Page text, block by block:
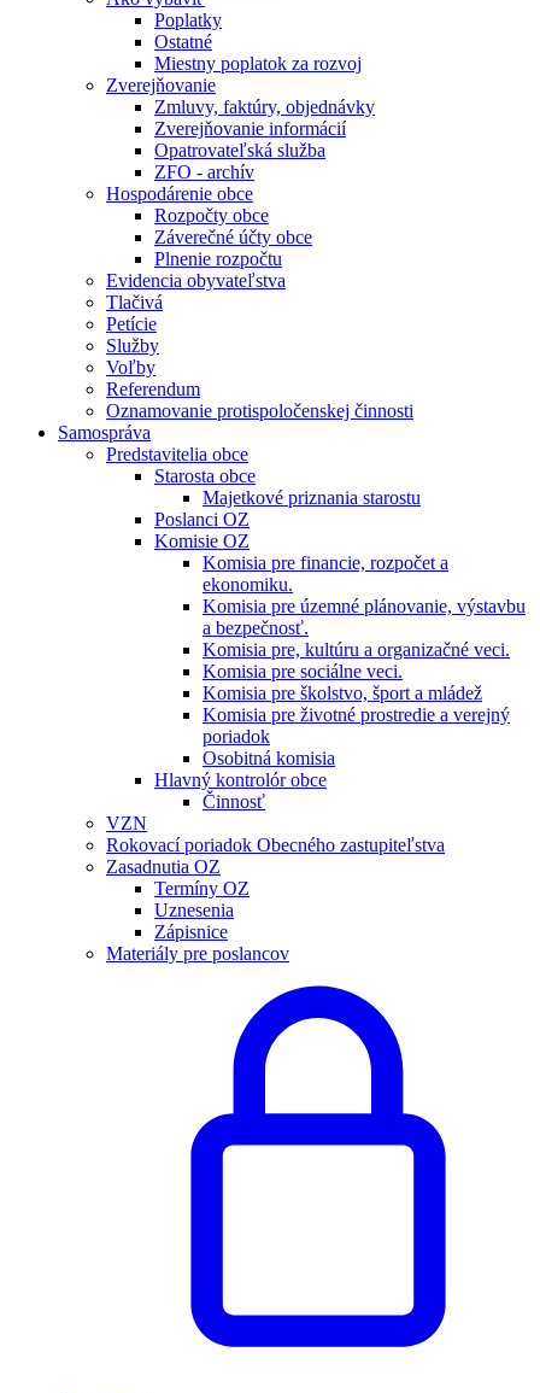
Poplatky
Ostatné
Miestny poplatok za rozvoj
Zverejňovanie
Zmluvy, faktúry, objednávky
Zverejňovanie informácií
Opatrovateľská služba
ZFO - archív
Hospodárenie obce
Rozpočty obce
Záverečné účty obce
Plnenie rozpočtu
Evidencia obyvateľstva
Tlačivá
Petície
Služby
Voľby
Referendum
Oznamovanie protispoločenskej činnosti
Samospráva
Predstavitelia obce
Starosta obce
Majetkové priznania starostu
Poslanci OZ
Komisie OZ
Komisia pre financie, rozpočet a
ekonomiku.
Komisia pre územné plánovanie, výstavbu
a bezpečnosť.
Komisia pre, kultúru a organizačné veci.
Komisia pre sociálne veci.
Komisia pre školstvo, šport a mládež
Komisia pre životné prostredie a verejný
poriadok
Osobitná komisia
Hlavný kontrolór obce
Činnosť
VZN
Rokovací poriadok Obecného zastupiteľstva
Zasadnutia OZ
Termíny OZ
Uznesenia
Zápisnice
Materiály pre poslancov